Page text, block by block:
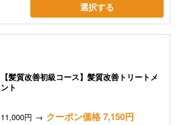
選択する
【髪質改善初級コース】髪質改善トリートメ
ント
11,000円 クーポン価格 7,150円